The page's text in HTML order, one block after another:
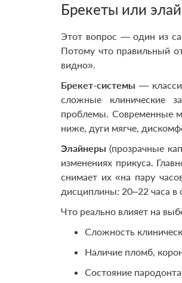
Брекеты или
Этот вопрос — один из
Потому что правильный
видно».
Брекет-системы —
сложные клинические
проблемы. Современные
ниже, дуги мягче,
Элайнеры (прозрачные
изменениях прикуса.
снимает их «на пару
дисциплины: 20–22 часа в
Что реально влияет на
Сложность
Наличие пломб,
Состояние пародонта